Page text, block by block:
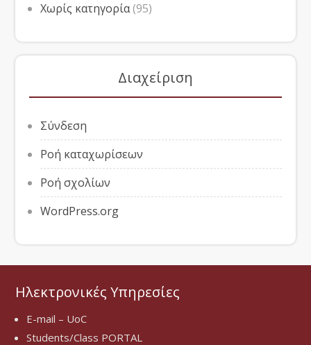
Χωρίς κατηγορία(95)
Διαχείριση
Σύνδεση
Ροή καταχωρίσεων
Ροή σχολίων
WordPress.org
Ηλεκτρονικές Υπηρεσίες
E-mail – UoC
Students/Class PORTAL